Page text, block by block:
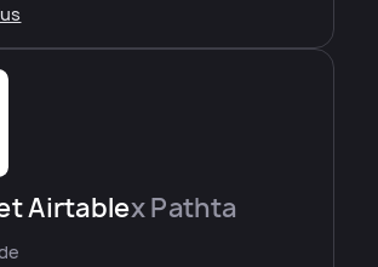
Airtablex Pathta